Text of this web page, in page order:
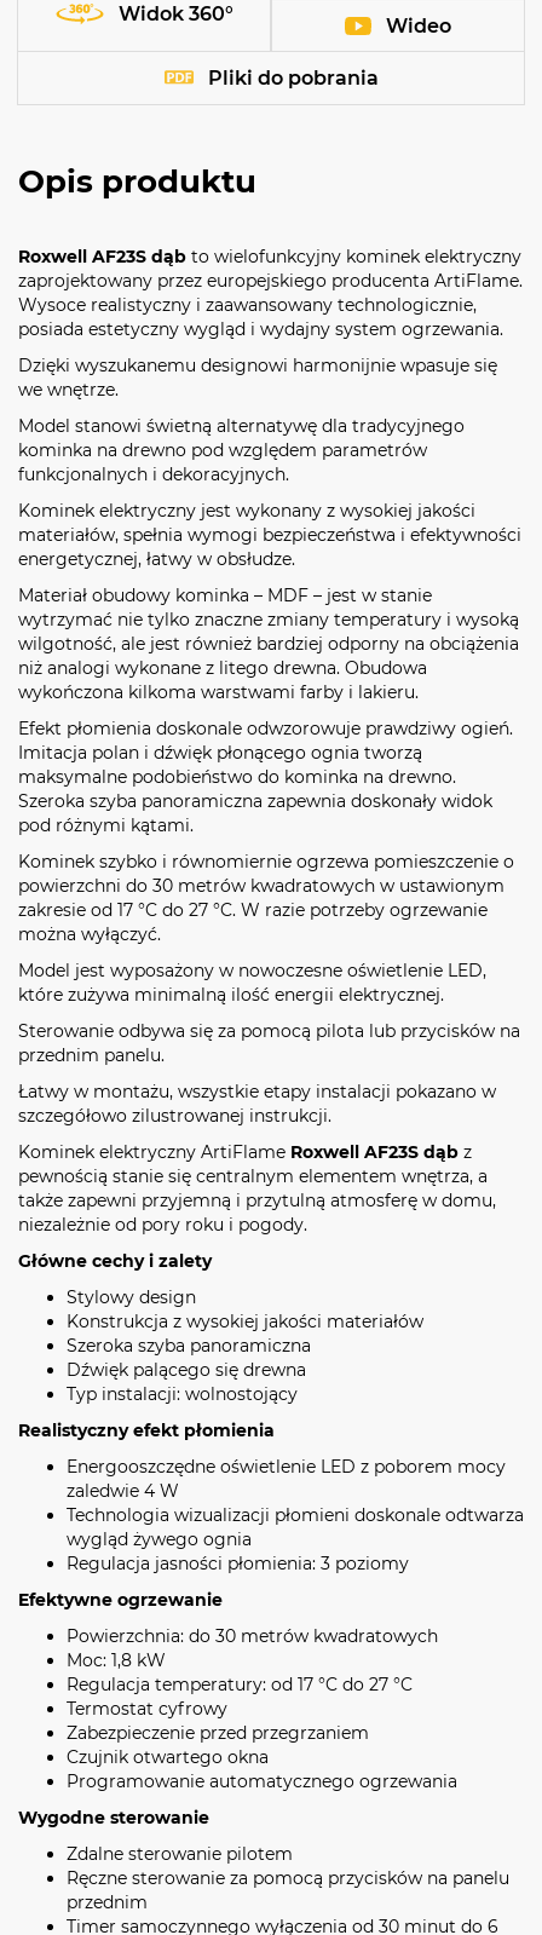
Widok 360°
Wideo
Pliki do pobrania
Opis produktu
Roxwell AF23S dąb to wielofunkcyjny kominek elektryczny
zaprojektowany przez europejskiego producenta ArtiFlame.
Wysoce realistyczny i zaawansowany technologicznie,
posiada estetyczny wygląd i wydajny system ogrzewania.
Dzięki wyszukanemu designowi harmonijnie wpasuje się
we wnętrze.
Model stanowi świetną alternatywę dla tradycyjnego
kominka na drewno pod względem parametrów
funkcjonalnych i dekoracyjnych.
Kominek elektryczny jest wykonany z wysokiej jakości
materiałów, spełnia wymogi bezpieczeństwa i efektywności
energetycznej, łatwy w obsłudze.
Materiał obudowy kominka – MDF – jest w stanie
wytrzymać nie tylko znaczne zmiany temperatury i wysoką
wilgotność, ale jest również bardziej odporny na obciążenia
niż analogi wykonane z litego drewna. Obudowa
wykończona kilkoma warstwami farby i lakieru.
Efekt płomienia doskonale odwzorowuje prawdziwy ogień.
Imitacja polan i dźwięk płonącego ognia tworzą
maksymalne podobieństwo do kominka na drewno.
Szeroka szyba panoramiczna zapewnia doskonały widok
pod różnymi kątami.
Kominek szybko i równomiernie ogrzewa pomieszczenie o
powierzchni do 30 metrów kwadratowych w ustawionym
zakresie od 17 °C do 27 °C. W razie potrzeby ogrzewanie
można wyłączyć.
Model jest wyposażony w nowoczesne oświetlenie LED,
które zużywa minimalną ilość energii elektrycznej.
Sterowanie odbywa się za pomocą pilota lub przycisków na
przednim panelu.
Łatwy w montażu, wszystkie etapy instalacji pokazano w
szczegółowo zilustrowanej instrukcji.
Kominek elektryczny ArtiFlame Roxwell AF23S dąb z
pewnością stanie się centralnym elementem wnętrza, a
także zapewni przyjemną i przytulną atmosferę w domu,
niezależnie od pory roku i pogody.
Główne cechy i zalety
Stylowy design
Konstrukcja z wysokiej jakości materiałów
Szeroka szyba panoramiczna
Dźwięk palącego się drewna
Typ instalacji: wolnostojący
Realistyczny efekt płomienia
Energooszczędne oświetlenie LED z poborem mocy
zaledwie 4 W
Technologia wizualizacji płomieni doskonale odtwarza
wygląd żywego ognia
Regulacja jasności płomienia: 3 poziomy
Efektywne ogrzewanie
Powierzchnia: do 30 metrów kwadratowych
Moc: 1,8 kW
Regulacja temperatury: od 17 °C do 27 °C
Termostat cyfrowy
Zabezpieczenie przed przegrzaniem
Czujnik otwartego okna
Programowanie automatycznego ogrzewania
Wygodne sterowanie
Zdalne sterowanie pilotem
Ręczne sterowanie za pomocą przycisków na panelu
przednim
Timer samoczynnego wyłączenia od 30 minut do 6